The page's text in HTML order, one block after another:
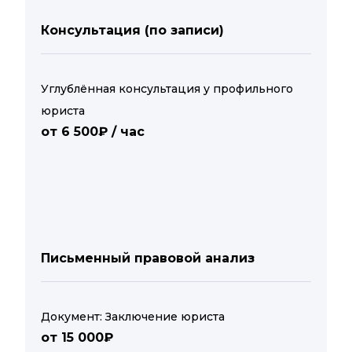
Консультация (по записи)
Углублённая консультация у профильного
юриста
от 6 500₽ / час
Письменный правовой анализ
Документ: Заключение юриста
от 15 000₽